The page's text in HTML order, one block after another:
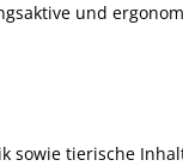
und
sowie tierische